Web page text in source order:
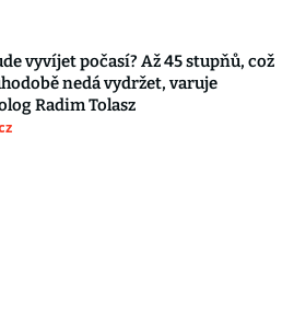
vyvíjet počasí? Až 45 stupňů, což
nedá vydržet, varuje
Radim Tolasz